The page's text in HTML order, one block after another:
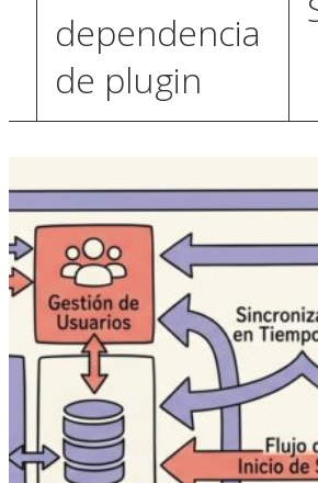
dependencia
de plugin